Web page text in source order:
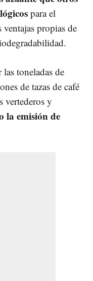
para el
propias de
toneladas de
de tazas de café
vertederos y
la emisión de